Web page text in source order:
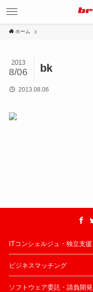
ホーム
bk
2013
8/06
2013.08.06
ITコンシェルジュ・独立支援
ビジネスマッチング
ソフトウェア委託・請負開発